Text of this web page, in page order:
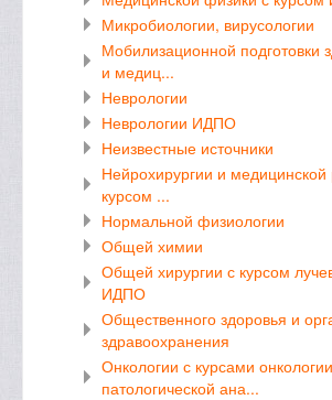
Микробиологии, вирусологии
Мобилизационной подготовки
и медиц...
Неврологии
Неврологии ИДПО
Неизвестные источники
Нейрохирургии и
курсом ...
Нормальной физиологии
Общей химии
Общей хирургии с курсом
ИДПО
Общественного здоровья и
здравоохранения
Онкологии с курсами
патологической ана...